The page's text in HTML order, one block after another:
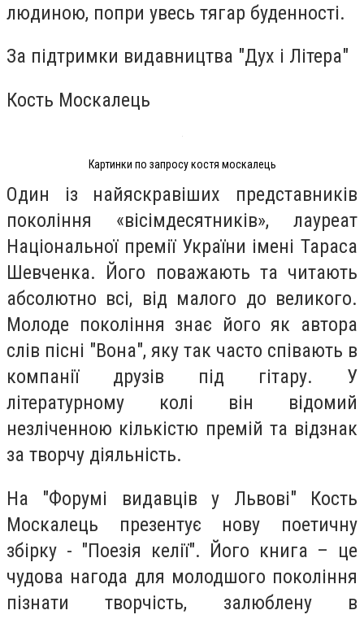
людиною, попри увесь тягар буденності.
За підтримки видавництва "Дух і Літера"
Кость Москалець
Картинки по запросу костя москалець
Один із найяскравіших представників
покоління «вісімдесятників», лауреат
Національної премії України імені Тараса
Шевченка. Його поважають та читають
абсолютно всі, від малого до великого.
Молоде покоління знає його як автора
слів пісні "Вона", яку так часто співають в
компанії друзів під гітару. У
літературному колі він відомий
незліченною кількістю премій та відзнак
за творчу діяльність.
На "Форумі видавців у Львові" Кость
Москалець презентує нову поетичну
збірку - "Поезія келії". Його книга – це
чудова нагода для молодшого покоління
пізнати творчість, залюблену в